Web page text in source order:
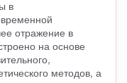
в
отражение в
на основе
методов, а